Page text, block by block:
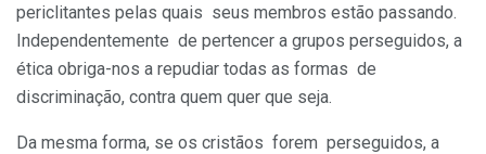
periclitantes pelas quais seus membros estão passando.
Independentemente de pertencer a grupos perseguidos, a
ética obriga-nos a repudiar todas as formas de
discriminação, contra quem quer que seja.
Da mesma forma, se os cristãos forem perseguidos, a